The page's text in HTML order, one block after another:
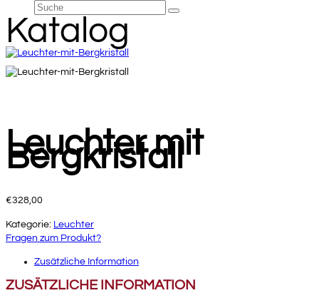
Suche
Senden
Katalog
Leuchter mit
Bergkristall
€328,00
Kategorie: Leuchter
Fragen zum Produkt?
Zusätzliche Information
ZUSÄTZLICHE INFORMATION